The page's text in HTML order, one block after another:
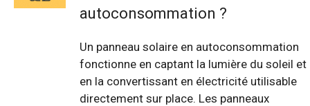
autoconsommation ?
Un panneau solaire en autoconsommation
fonctionne en captant la lumière du soleil et
en la convertissant en électricité utilisable
directement sur place. Les panneaux